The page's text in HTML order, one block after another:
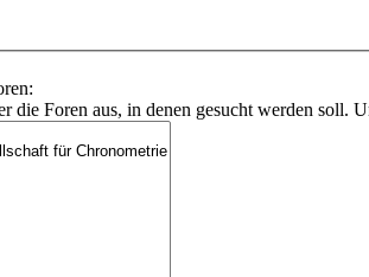
die Foren aus, in denen gesucht werden soll.